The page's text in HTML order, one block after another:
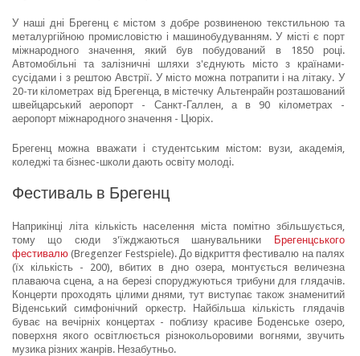
У наші дні Брегенц є містом з добре розвиненою текстильною та
металургійною промисловістю і машинобудуванням. У місті є порт
міжнародного значення, який був побудований в 1850 році.
Автомобільні та залізничні шляхи з'єднують місто з країнами-
сусідами і з рештою Австрії. У місто можна потрапити і на літаку. У
20-ти кілометрах від Брегенца, в містечку Альтенрайн розташований
швейцарський аеропорт - Санкт-Галлен, а в 90 кілометрах -
аеропорт міжнародного значення - Цюріх.
Брегенц можна вважати і студентським містом: вузи, академія,
коледжі та бізнес-школи дають освіту молоді.
Фестиваль в Брегенц
Наприкінці літа кількість населення міста помітно збільшується,
тому що сюди з'їжджаються шанувальники
Брегенцського
фестивалю (Bregenzer Festspiele). До відкриття фестивалю на палях
(їх кількість - 200), вбитих в дно озера, монтується величезна
плаваюча сцена, а на березі споруджуються трибуни для глядачів.
Концерти проходять цілими днями, тут виступає також знаменитий
Віденський симфонічний оркестр. Найбільша кількість глядачів
буває на вечірніх концертах - поблизу красиве Боденське озеро,
поверхня якого освітлюється різнокольоровими вогнями, звучить
музика різних жанрів. Незабутньо.